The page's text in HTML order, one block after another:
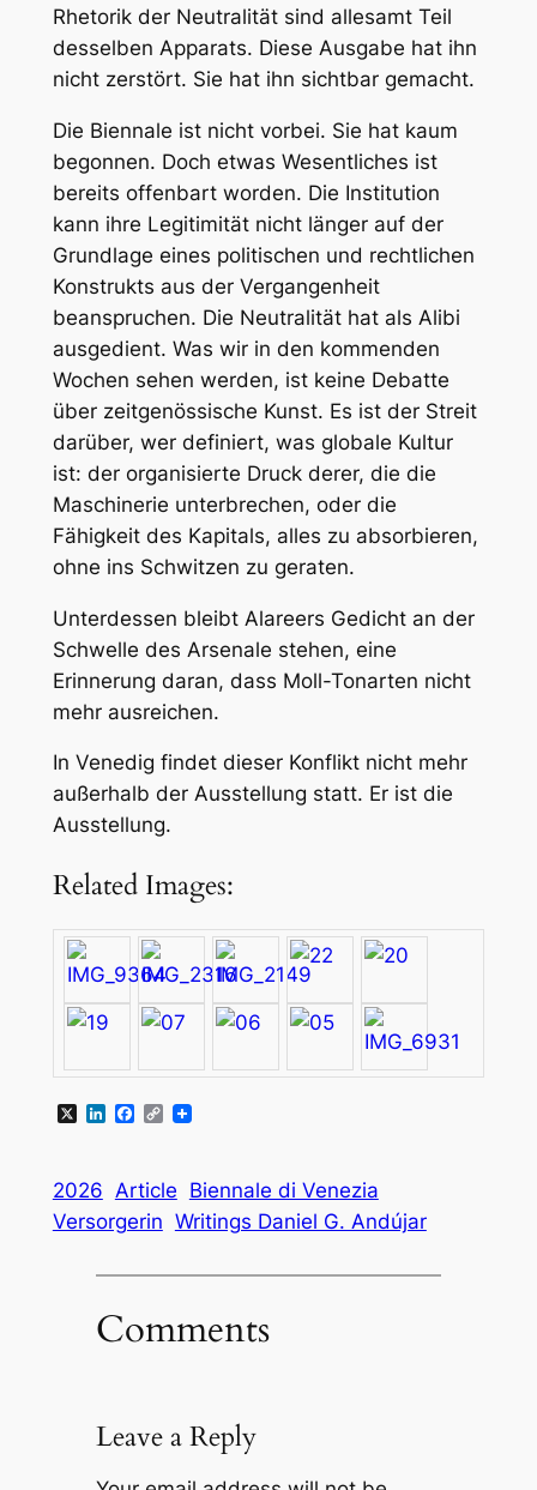
Rhetorik der Neutralität sind allesamt Teil
desselben Apparats. Diese Ausgabe hat ihn
nicht zerstört. Sie hat ihn sichtbar gemacht.
Die Biennale ist nicht vorbei. Sie hat kaum
begonnen. Doch etwas Wesentliches ist
bereits offenbart worden. Die Institution
kann ihre Legitimität nicht länger auf der
Grundlage eines politischen und rechtlichen
Konstrukts aus der Vergangenheit
beanspruchen. Die Neutralität hat als Alibi
ausgedient. Was wir in den kommenden
Wochen sehen werden, ist keine Debatte
über zeitgenössische Kunst. Es ist der Streit
darüber, wer definiert, was globale Kultur
ist: der organisierte Druck derer, die die
Maschinerie unterbrechen, oder die
Fähigkeit des Kapitals, alles zu absorbieren,
ohne ins Schwitzen zu geraten.
Unterdessen bleibt Alareers Gedicht an der
Schwelle des Arsenale stehen, eine
Erinnerung daran, dass Moll-Tonarten nicht
mehr ausreichen.
In Venedig findet dieser Konflikt nicht mehr
außerhalb der Ausstellung statt. Er ist die
Ausstellung.
Related Images:
X LinkedIn
Facebook
Copy
2026 Article Biennale di Venezia
Versorgerin Writings Daniel G. Andújar
Comments
Leave a Reply